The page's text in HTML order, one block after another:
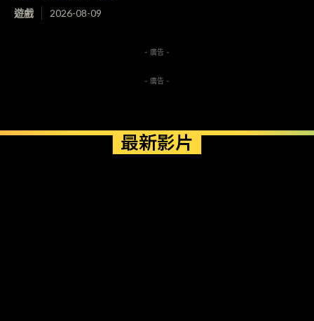
遊戲 2026-08-09
- 廣告 -
- 廣告 -
最新影片